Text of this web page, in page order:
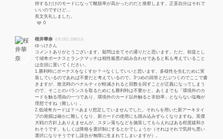
持するだけのモードになって離脱率が高かったのだと推察します。正直自分はそれで
いいのですけど…
長文失礼しました。
0
桜井華奈 6月19日 20時1分
ゆっけさん
コメントありがとうございます。疑問は全てその通りだと思います。ただ、前提とし
て傾奇ボーナスとランクマッチは相性最悪の組み合わせであると私も考えていること
は念頭に置いてください。
1.勝利時にボーナスをなくすか？⇒なくしていいと思います。多様性を生むために実
装しているのであれば不要だと考えているので。3つめの回答とだぶつくのでここで書
きますが、敗北時のペナルティが軽減されると回数を回すことが正義になってしまう
ので、そことのバランスを取るためにも勝利時は不要かと。あくまでも「環境外のカ
ードを触る理由の一つであり、環境外のカード以外触ると非効率」とならない塩梅が
理想ですね（難しい）。
2.低傾奇カードは？⇒あまり想定していませんでした。それらを用いた新アーキタイ
プの発掘は確かに難しくなり、新カードの使用にも踏み込みずらくなりますね。英傑
大戦の方針上ありえませんが、スタン落ちなどを施策してもらえればある程度緩和さ
れそうです。もしくは降格を選択制にするとかでしょうか（それはそれで気持ち悪い
選択になりそうですし談合が無限に生まれてしまいますが）。